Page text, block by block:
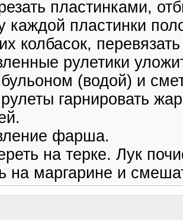
пластинками,
каждой пластинки
колбасок,
рулетики
(водой) и
рулеты гарнировать
фарша.
на терке. Лук
на маргарине и